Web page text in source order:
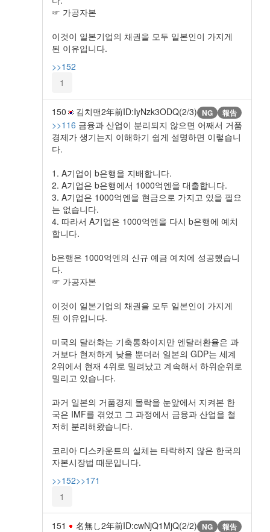
☞ 가공자본
이것이 일본기업의 채권을 모두 일본인이 가지게
된 이유입니다.
>>152
1
150 김치맨2年前ID:IyNzk3ODQ(2/3) NG 報告
>>116 금융과 산업이 분리되지 않으면 어째서 거품
경제가 생기는지 이해하기 쉽게 설명하면 이렇습니
다.
1. A기업이 b은행을 지배합니다.
2. A기업은 b은행에서 1000억엔을 대출합니다.
3. A기업은 1000억엔을 현금으로 가지고 있을 필요
는 없습니다.
4. 따라서 A기업은 1000억엔을 다시 b은행에 예치
합니다.
b은행은 1000억엔의 신규 예금 예치에 성공했습니
다.
☞ 가공자본
이것이 일본기업의 채권을 모두 일본인이 가지게
된 이유입니다.
미국의 달러화는 기축통화이지만 엔달러환율은 과
거보다 현저하게 낮을 뿐더러 일본의 GDP는 세계
2위에서 현재 4위로 밀려났고 계속해서 하위순위로
밀리고 있습니다.
과거 일본의 거품경제 몰락을 눈앞에서 지켜본 한
국은 IMF를 겪었고 그 과정에서 금융과 산업을 철
저히 분리해왔습니다.
코리아 디스카운트의 실체는 타락하지 않은 한국의
자본시장법 때문입니다.
>>152>>171
1
151 名無し2年前ID:cwNjQ1MjQ(2/2) NG 報告